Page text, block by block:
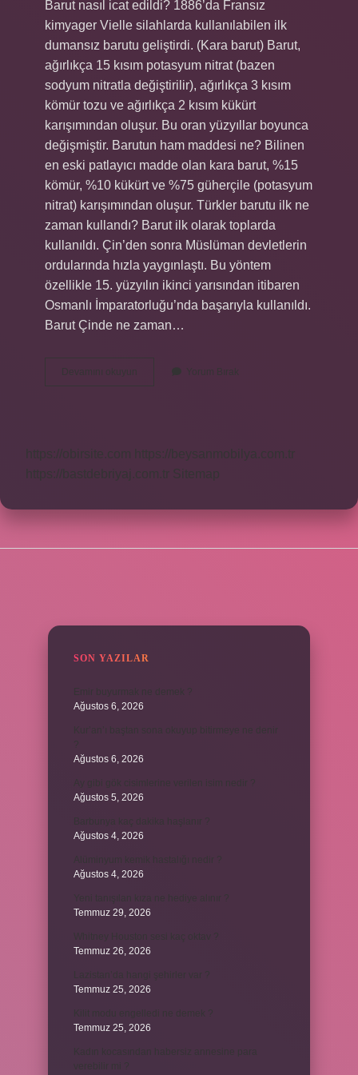
Barut nasıl icat edildi? 1886’da Fransız
kimyager Vielle silahlarda kullanılabilen ilk
dumansız barutu geliştirdi. (Kara barut) Barut,
ağırlıkça 15 kısım potasyum nitrat (bazen
sodyum nitratla değiştirilir), ağırlıkça 3 kısım
kömür tozu ve ağırlıkça 2 kısım kükürt
karışımından oluşur. Bu oran yüzyıllar boyunca
değişmiştir. Barutun ham maddesi ne? Bilinen
en eski patlayıcı madde olan kara barut, %15
kömür, %10 kükürt ve %75 güherçile (potasyum
nitrat) karışımından oluşur. Türkler barutu ilk ne
zaman kullandı? Barut ilk olarak toplarda
kullanıldı. Çin’den sonra Müslüman devletlerin
ordularında hızla yaygınlaştı. Bu yöntem
özellikle 15. yüzyılın ikinci yarısından itibaren
Osmanlı İmparatorluğu’nda başarıyla kullanıldı.
Barut Çinde ne zaman…
Devamını okuyun
Barut
Yorum Bırak
https://obirsite.com
https://beysanmobilya.com.tr
https://bastdebriyaj.com.tr Sitemap
SON YAZILAR
Ağustos 6, 2026
Kur’an’ı baştan sona okuyup bitirmeye ne denir
Ağustos 6, 2026
Ağustos 5, 2026
Ağustos 4, 2026
Ağustos 4, 2026
Temmuz 29, 2026
Temmuz 26, 2026
Temmuz 25, 2026
Temmuz 25, 2026